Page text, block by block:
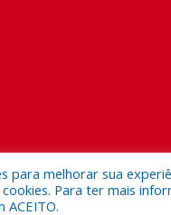
os direitos reservados a
para melhorar sua
Para ter mais
ACEITO.